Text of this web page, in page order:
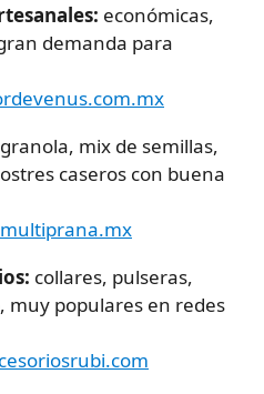
económicas,
demanda para
granola, mix de semillas,
caseros con buena
collares, pulseras,
muy populares en redes